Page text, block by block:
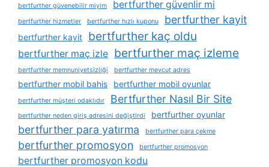
bertfurther güvenebilir miyim bertfurther güvenlir mi
bertfurther hizmetler bertfurther hızlı kuponu bertfurther kayit
bertfurther kayit bertfurther kaç oldu
bertfurther maç izle bertfurther maç izleme
bertfurther memnuniyetsizliği bertfurther mevcut adres
bertfurther mobil bahis bertfurther mobil oyunlar
bertfurther müşteri odaklıdır Bertfurther Nasıl Bir Site
bertfurther neden giriş adresini değiştirdi bertfurther oyunlar
bertfurther para yatırma bertfurther para çekme
bertfurther promosyon bertfurther promosyon
bertfurther promosyon kodu